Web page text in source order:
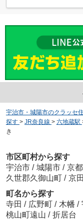
宇治市・城陽市のクラッセ
探す > JR奈良線 > 六地蔵駅
き
市区町村から探す
宇治市 / 城陽市 / 京
久世郡久御山町
/ 京
町名から探す
寺田 / 広野町 / 木幡 /
桃山町遠山 / 折居台